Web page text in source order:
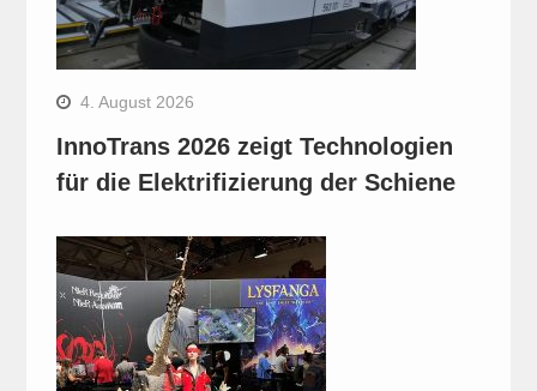
4. August 2026
InnoTrans 2026 zeigt Technologien
für die Elektrifizierung der Schiene